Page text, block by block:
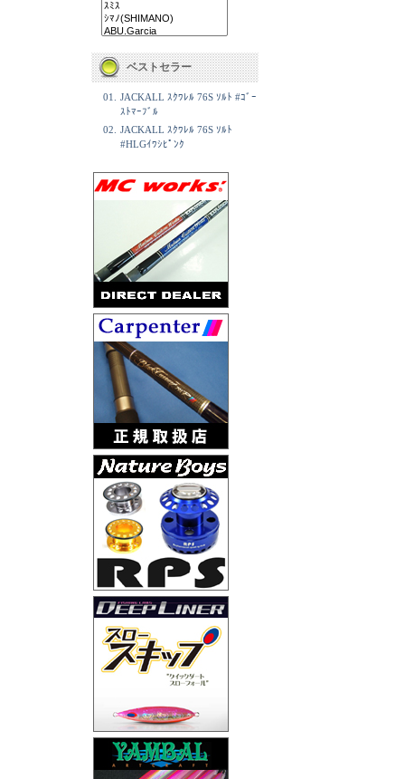
ベストセラー
01.
JACKALL ｽｸﾜﾚﾙ 76S ｿﾙﾄ #ｺﾞｰ
ｽﾄﾏｰﾌﾞﾙ
02.
JACKALL ｽｸﾜﾚﾙ 76S ｿﾙﾄ
#HLGｲﾜｼﾋﾟﾝｸ